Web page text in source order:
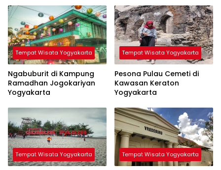
Tempat Wisata Yogyakarta
Ngabuburit di Kampung
Ramadhan Jogokariyan
Yogyakarta
Tempat Wisata Yogyakarta
Pesona Pulau Cemeti di
Kawasan Keraton
Yogyakarta
Tempat Wisata Yogyakarta Tempat Wisata Yogyakarta